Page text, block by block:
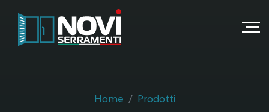
Home Prodotti